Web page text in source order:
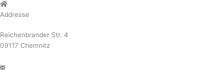
Addresse
Reichenbrander Str. 4
09117 Chemnitz